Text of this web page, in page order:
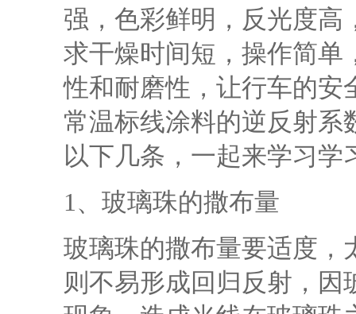
强，色彩鲜明，反光度高
求干燥时间短，操作简单
性和耐磨性，让行车的安
常温标线涂料的逆反射系
以下几条，一起来学习学
1、玻璃珠的撒布量
玻璃珠的撒布量要适度，
则不易形成回归反射，